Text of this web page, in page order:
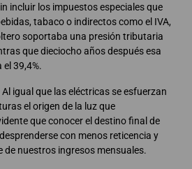
incluir los impuestos especiales que
tabaco o indirectos como el IVA,
soportaba una presión tributaria
que dieciocho años después esa
39,4%.
Al igual que las eléctricas se esfuerzan
el origen de la luz que
que conocer el destino final de
con menos reticencia y
de nuestros ingresos mensuales.